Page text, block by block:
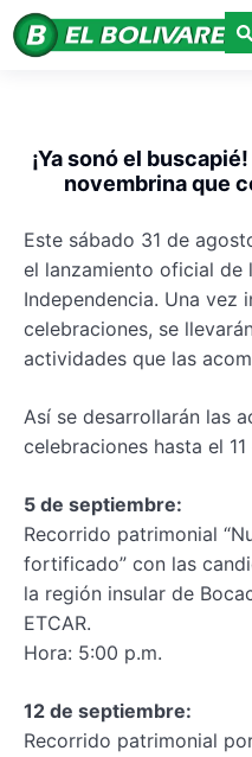
¡Ya sonó el
novembrina que
Este sábado 31 de
el lanzamiento oficial de
Independencia. Una vez
celebraciones, se
actividades que las
Así se desarrollarán las
celebraciones hasta el
5 de septiembre:
Recorrido patrimonial
fortificado” con las
la región insular de
ETCAR.
Hora: 5:00 p.m.
12 de septiembre:
Recorrido patrimonial